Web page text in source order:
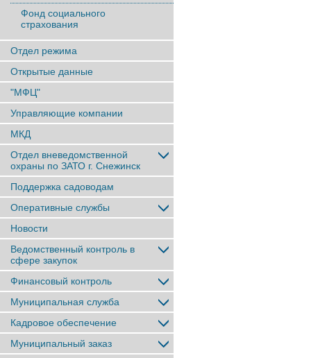
Фонд социального
страхования
Отдел режима
Открытые данные
"МФЦ"
Управляющие компании
МКД
Отдел вневедомственной
охраны по ЗАТО г. Снежинск
Поддержка садоводам
Оперативные службы
Новости
Ведомственный контроль в
сфере закупок
Финансовый контроль
Муниципальная служба
Кадровое обеспечение
Муниципальный заказ